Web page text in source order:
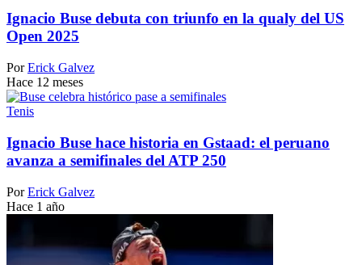
Ignacio Buse debuta con triunfo en la qualy del US
Open 2025
Por Erick Galvez
Hace 12 meses
Tenis
Ignacio Buse hace historia en Gstaad: el peruano
avanza a semifinales del ATP 250
Por Erick Galvez
Hace 1 año